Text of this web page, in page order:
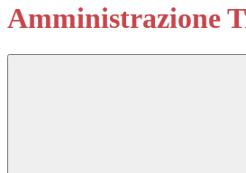
Amministrazione